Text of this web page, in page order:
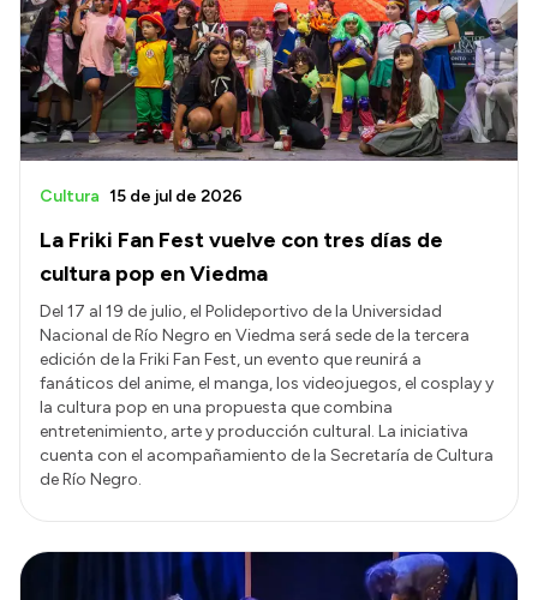
Transparencia
Presupuesto
Boletín Oficial
Compras y licitaciones
Consulta de pago a proveedores
Convocatorias
Intranet
Login
La Friki Fan Fest vuelve con tres días de
cultura pop en Viedma
Cultura 15 de jul de 2026
Del 17 al 19 de julio, el Polideportivo de la Universidad
Nacional de Río Negro en Viedma será sede de la tercera
edición de la Friki Fan Fest, un evento que reunirá a
fanáticos del anime, el manga, los videojuegos, el cosplay y
la cultura pop en una propuesta que combina
entretenimiento, arte y producción cultural. La iniciativa
cuenta con el acompañamiento de la Secretaría de Cultura
de Río Negro.